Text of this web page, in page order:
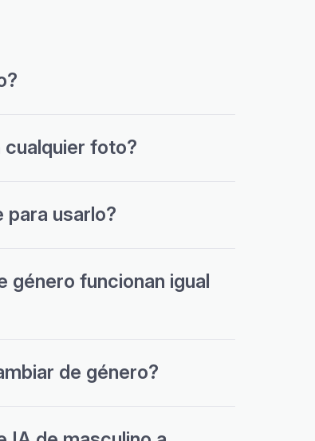
cualquier foto?
para usarlo?
género funcionan igual
de género?
de masculino a